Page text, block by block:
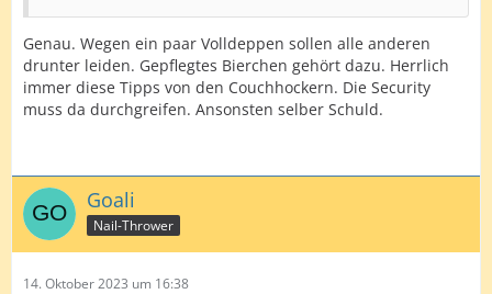
Genau. Wegen ein paar Volldeppen sollen alle anderen
drunter leiden. Gepflegtes Bierchen gehört dazu. Herrlich
immer diese Tipps von den Couchhockern. Die Security
muss da durchgreifen. Ansonsten selber Schuld.
Goali
Nail-Thrower
14. Oktober 2023 um 16:38